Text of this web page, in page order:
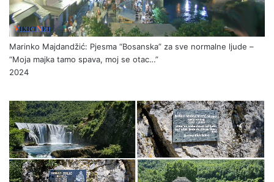
Marinko Majdandžić: Pjesma “Bosanska” za sve normalne ljude –
“Moja majka tamo spava, moj se otac…”
2024